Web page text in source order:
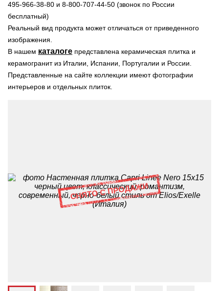
495-966-38-80 и 8-800-707-44-50 (звонок по России
бесплатный)
Реальный вид продукта может отличаться от приведенного
изображения.
В нашем каталоге представлена керамическая плитка и
керамогранит из Италии, Испании, Португалии и России.
Представленные на сайте коллекции имеют фотографии
интерьеров и отдельных плиток.